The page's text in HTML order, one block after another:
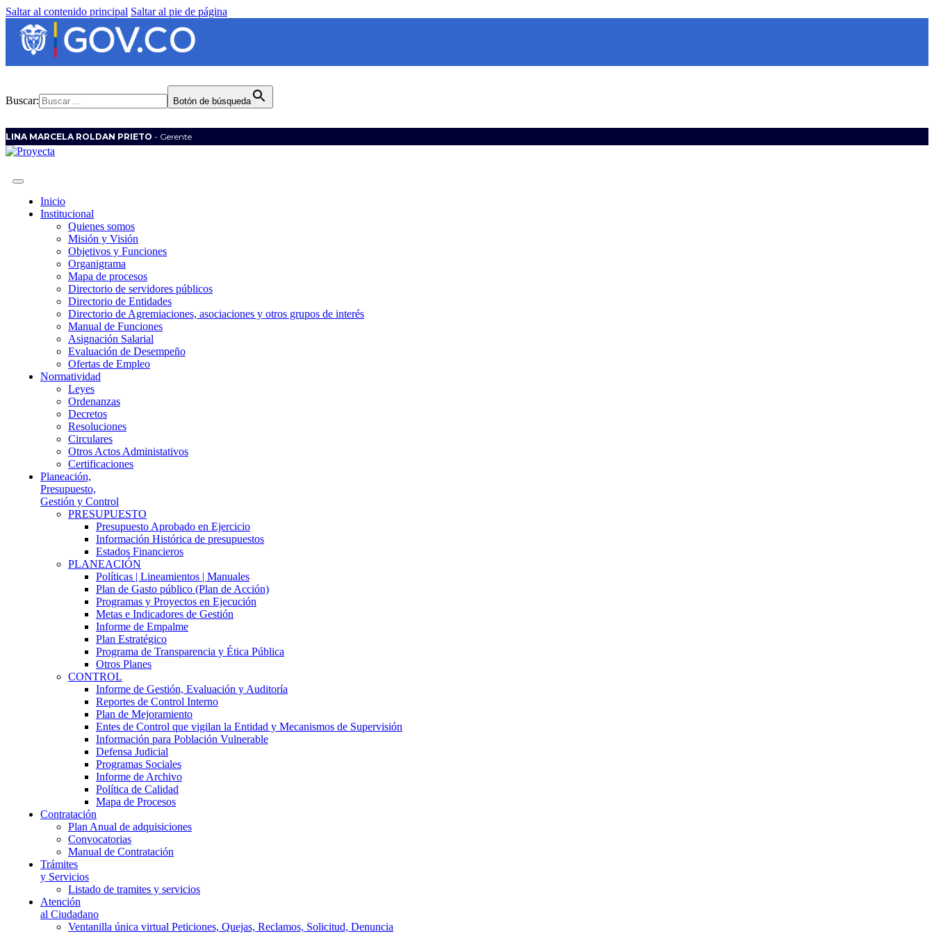
Saltar al contenido principal Saltar al pie de página
Buscar: Botón de búsqueda
LINA MARCELA ROLDAN PRIETO - Gerente
Inicio
Institucional
Quienes somos
Misión y Visión
Objetivos y Funciones
Organigrama
Mapa de procesos
Directorio de servidores públicos
Directorio de Entidades
Directorio de Agremiaciones, asociaciones y otros grupos de interés
Manual de Funciones
Asignación Salarial
Evaluación de Desempeño
Ofertas de Empleo
Normatividad
Leyes
Ordenanzas
Decretos
Resoluciones
Circulares
Otros Actos Administativos
Certificaciones
Planeación,
Presupuesto,
Gestión y Control
PRESUPUESTO
Presupuesto Aprobado en Ejercicio
Información Histórica de presupuestos
Estados Financieros
PLANEACIÓN
Políticas | Lineamientos | Manuales
Plan de Gasto público (Plan de Acción)
Programas y Proyectos en Ejecución
Metas e Indicadores de Gestión
Informe de Empalme
Plan Estratégico
Programa de Transparencia y Ética Pública
Otros Planes
CONTROL
Informe de Gestión, Evaluación y Auditoría
Reportes de Control Interno
Plan de Mejoramiento
Entes de Control que vigilan la Entidad y Mecanismos de Supervisión
Información para Población Vulnerable
Defensa Judicial
Programas Sociales
Informe de Archivo
Política de Calidad
Mapa de Procesos
Contratación
Plan Anual de adquisiciones
Convocatorias
Manual de Contratación
Trámites
y Servicios
Listado de tramites y servicios
Atención
al Ciudadano
Ventanilla única virtual Peticiones, Quejas, Reclamos, Solicitud, Denuncia